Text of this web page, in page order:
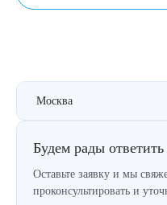
Москва
Будем рады
Оставьте заявку и мы
проконсультировать и